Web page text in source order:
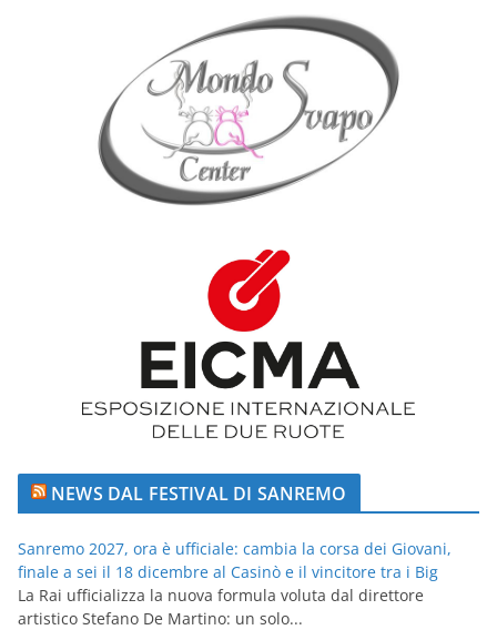
NEWS DAL FESTIVAL DI SANREMO
Sanremo 2027, ora è ufficiale: cambia la corsa dei Giovani,
finale a sei il 18 dicembre al Casinò e il vincitore tra i Big
La Rai ufficializza la nuova formula voluta dal direttore
artistico Stefano De Martino: un solo...